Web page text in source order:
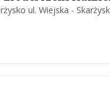
ul. Wiejska -